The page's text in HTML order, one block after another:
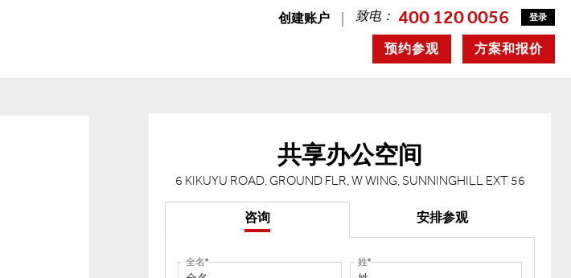
创建账户 致电： 400 120 0056 登录
方案和报价
预约参观
共享办公空间
6 KIKUYU ROAD, GROUND FLR, W WING, SUNNINGHILL EXT 56
咨询 安排参观
全名 姓